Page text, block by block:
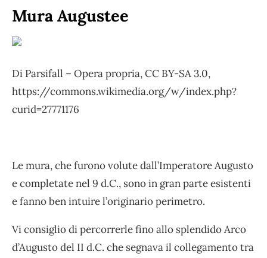
Mura Augustee
Di Parsifall – Opera propria, CC BY-SA 3.0,
https://commons.wikimedia.org/w/index.php?
curid=27771176
Le mura, che furono volute dall’Imperatore Augusto
e completate nel 9 d.C., sono in gran parte esistenti
e fanno ben intuire l’originario perimetro.
Vi consiglio di percorrerle fino allo splendido Arco
d’Augusto del II d.C. che segnava il collegamento tra